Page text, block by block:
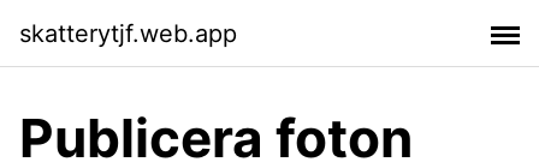
skatterytjf.web.app
Publicera foton